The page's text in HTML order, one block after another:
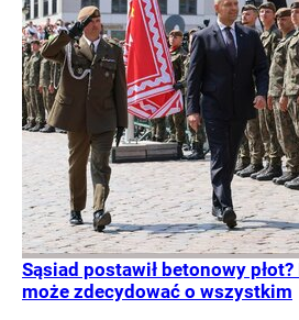
Sąsiad postawił betonowy
może zdecydować o wszystkim